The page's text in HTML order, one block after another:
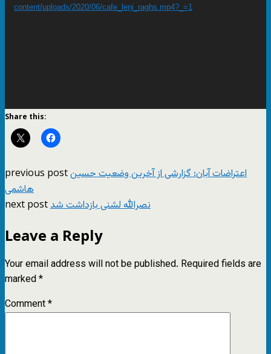
content/uploads/2020/06/cafe_lenj_raghs.mp4?_=1
Share this:
previous postاعتراضات آبان؛ گزارشی از آخرین وضعیت حسین
هاشمی
next postنصرالله لشنی بازداشت شد
Leave a Reply
Your email address will not be published. Required fields are
marked*
Comment*